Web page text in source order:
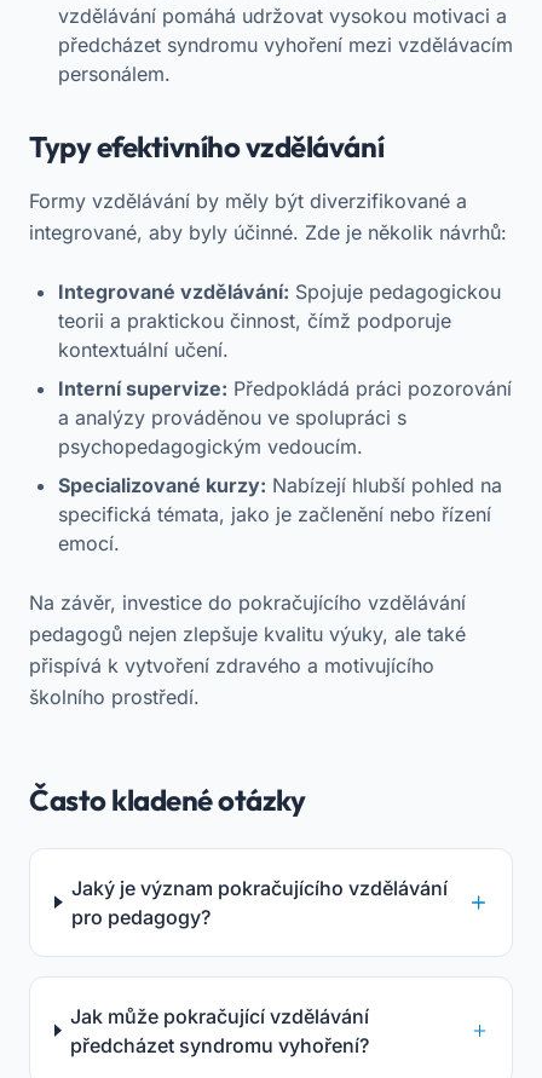
vzdělávání pomáhá udržovat vysokou motivaci a
předcházet syndromu vyhoření mezi vzdělávacím
personálem.
Typy efektivního vzdělávání
Formy vzdělávání by měly být diverzifikované a
integrované, aby byly účinné. Zde je několik návrhů:
Integrované vzdělávání: Spojuje pedagogickou
teorii a praktickou činnost, čímž podporuje
kontextuální učení.
Interní supervize: Předpokládá práci pozorování
a analýzy prováděnou ve spolupráci s
psychopedagogickým vedoucím.
Specializované kurzy: Nabízejí hlubší pohled na
specifická témata, jako je začlenění nebo řízení
emocí.
Na závěr, investice do pokračujícího vzdělávání
pedagogů nejen zlepšuje kvalitu výuky, ale také
přispívá k vytvoření zdravého a motivujícího
školního prostředí.
Často kladené otázky
Jaký je význam pokračujícího vzdělávání
pro pedagogy?
Jak může pokračující vzdělávání
předcházet syndromu vyhoření?